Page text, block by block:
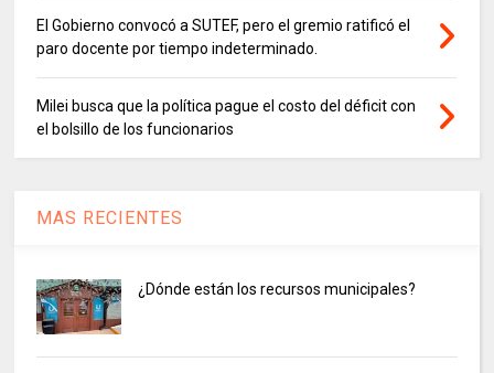
El Gobierno convocó a SUTEF, pero el gremio ratificó el
paro docente por tiempo indeterminado.
Milei busca que la política pague el costo del déficit con
el bolsillo de los funcionarios
MAS RECIENTES
¿Dónde están los recursos municipales?